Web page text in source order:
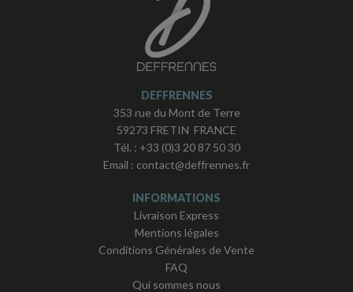
DEFFRENNES
353 rue du Mont de Terre
59273 FRETIN FRANCE
Tél. : +33 (0)3 20 87 50 30
Email : contact@deffrennes.fr
INFORMATIONS
Livraison Express
Mentions légales
Conditions Générales de Vente
FAQ
Qui sommes nous